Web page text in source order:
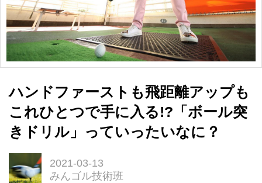
ハンドファーストも飛距離アップも
これひとつで手に入る!?「ボール突
きドリル」っていったいなに？
2021-03-13
みんゴル技術班